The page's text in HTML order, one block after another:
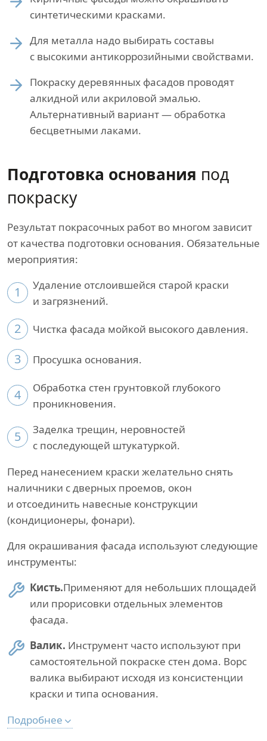
синтетическими красками.
Для металла надо выбирать составы
с высокими антикоррозийными свойствами.
Покраску деревянных фасадов проводят
алкидной или акриловой эмалью.
Альтернативный вариант — обработка
бесцветными лаками.
Подготовка основания под
покраску
Результат покрасочных работ во многом зависит
от качества подготовки основания. Обязательные
мероприятия:
1
Удаление отслоившейся старой краски
и загрязнений.
2 Чистка фасада мойкой высокого давления.
3 Просушка основания.
4
Обработка стен грунтовкой глубокого
проникновения.
5
Заделка трещин, неровностей
с последующей штукатуркой.
Перед нанесением краски желательно снять
наличники с дверных проемов, окон
и отсоединить навесные конструкции
(кондиционеры, фонари).
Для окрашивания фасада используют следующие
инструменты:
Кисть.Применяют для небольших площадей
или прорисовки отдельных элементов
фасада.
Валик. Инструмент часто используют при
самостоятельной покраске стен дома. Ворс
валика выбирают исходя из консистенции
краски и типа основания.
Подробнее